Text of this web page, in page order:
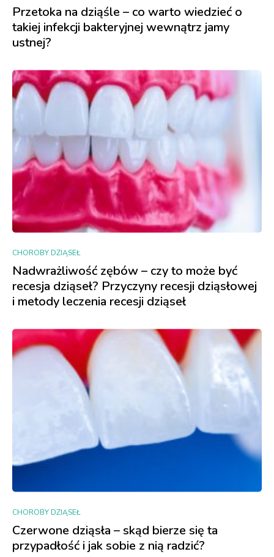
Przetoka na dziąśle – co warto wiedzieć o
takiej infekcji bakteryjnej wewnątrz jamy
ustnej?
CHOROBY DZIĄSEŁ
Nadwrażliwość zębów – czy to może być
recesja dziąseł? Przyczyny recesji dziąsłowej
i metody leczenia recesji dziąseł
CHOROBY DZIĄSEŁ
Czerwone dziąsła – skąd bierze się ta
przypadłość i jak sobie z nią radzić?